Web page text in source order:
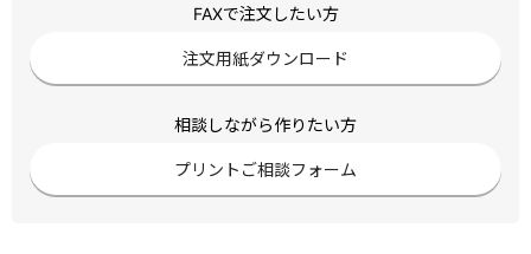
FAXで注文したい方
注文用紙ダウンロード
相談しながら作りたい方
プリントご相談フォーム